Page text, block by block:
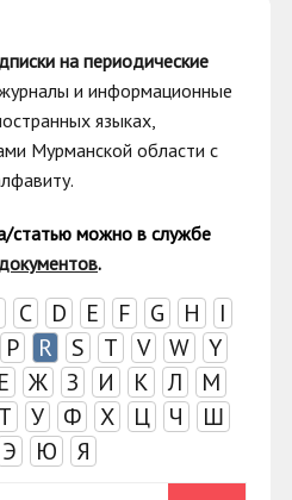
на периодические
и информационные
языках,
Мурманской области с
статью можно в службе
.
C D E F G H
I
P R S T V W
Y
Е Ж З И К Л
М
Т У Ф Х Ц Ч
Ш
Э Ю Я